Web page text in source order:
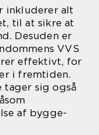
inkluderer alt
til at sikre at
Desuden er
VVS
effektivt, for
i fremtiden.
tager sig også
af bygge-